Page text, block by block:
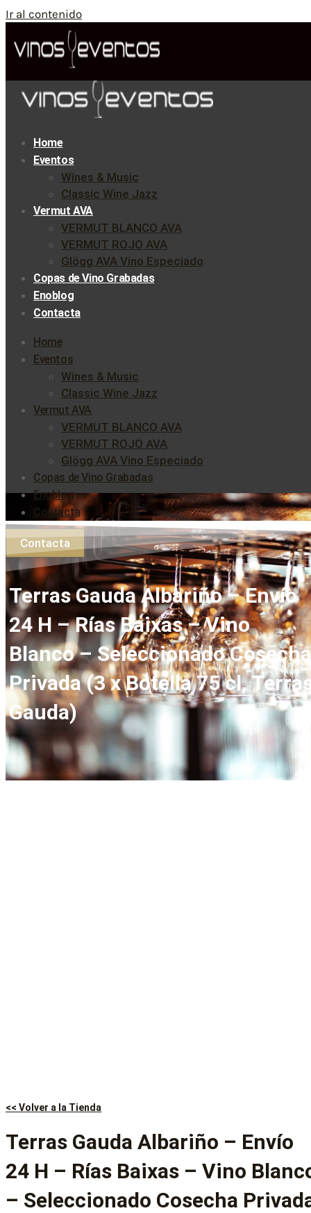
Ir al contenido
Home
Eventos
Wines & Music
Classic Wine Jazz
Vermut AVA
VERMUT BLANCO AVA
VERMUT ROJO AVA
Glögg AVA Vino Especiado
Copas de Vino Grabadas
Enoblog
Contacta
Home
Eventos
Wines & Music
Classic Wine Jazz
Vermut AVA
VERMUT BLANCO AVA
VERMUT ROJO AVA
Glögg AVA Vino Especiado
Copas de Vino Grabadas
Enoblog
Contacta
Contacta
Terras Gauda Albariño – Envío
24 H – Rías Baixas – Vino
Blanco – Seleccionado Cosecha
Privada (3 x Botella 75 cl,
Gauda)
<< Volver a la Tienda
Terras Gauda Albariño – Envío
24 H – Rías Baixas – Vino
– Seleccionado Cosecha